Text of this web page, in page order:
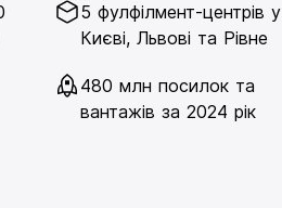
5 фулфілмент-центрів у
Києві, Львові та Рівне
480 млн посилок та
вантажів за 2024 рік